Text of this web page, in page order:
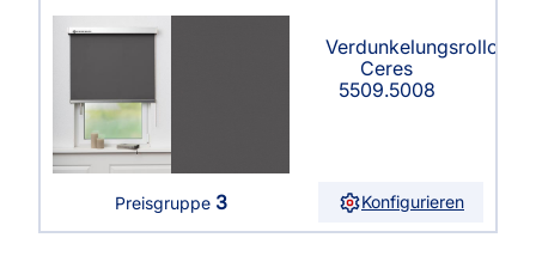
Verdunkelungsrollo
Ceres
5509.5008
Preisgruppe 3 Konfigurieren